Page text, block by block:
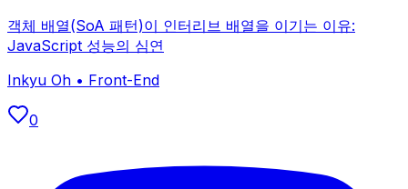
객체 배열(SoA 패턴)이 인터리브 배열을 이기는 이유:
JavaScript 성능의 심연
Inkyu Oh • Front-End
0